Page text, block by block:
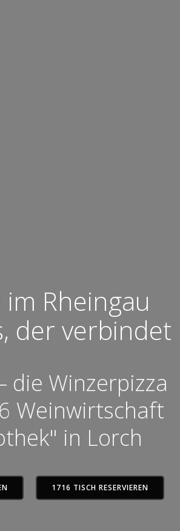
im Rheingau
der verbindet
die Winzerpizza
Weinwirtschaft
in Lorch
1716 TISCH RESERVIEREN